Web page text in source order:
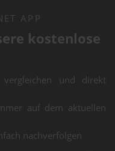
APP
kostenlose
und direkt
auf dem aktuellen
nachverfolgen